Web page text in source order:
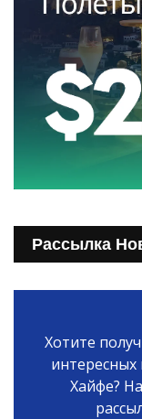
Рассылка
Хотите
Хайфе?